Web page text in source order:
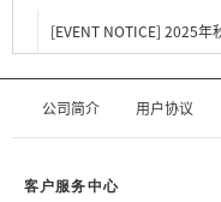
[EVENT NOTICE] 2025年
公司简介 用户协议
客户服务中心